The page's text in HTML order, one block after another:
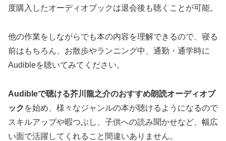
度購入したオーディオブックは退会後も聴くことが可能。
他の作業をしながらでも本の内容を理解できるので、寝る
前はもちろん、お散歩やランニング中、通勤・通学時に
Audibleを聴いてみてください。
Audibleで聴ける芥川龍之介のおすすめ朗読オーディオブ
ック を始め、様々なジャンルの本が聴けるようになるので
スキルアップや暇つぶし、子供への読み聞かせなど、幅広
い面で活躍してくれること間違いありません。